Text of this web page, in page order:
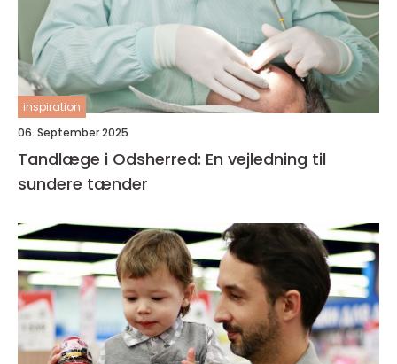
inspiration
06. September 2025
Tandlæge i Odsherred: En vejledning til
sundere tænder